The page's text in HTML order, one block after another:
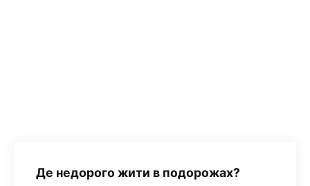
Де недорого жити в подорожах?